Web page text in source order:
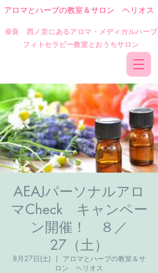
​奈良 西ノ京にあるアロマ・メディカルハーブ
フィトセラピー教室とおうちサロン
アロマとハーブの教室＆サロン ヘリオス
AEAJパーソナルアロ
マCheck キャンペー
ン開催！ ８／
27（土）
8月27日(土)
  |
アロマとハーブの教室＆サ
ロン ヘリオス